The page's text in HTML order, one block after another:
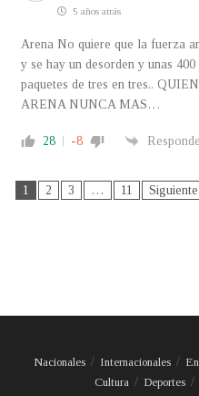
5 años atrás
Arena No quiere que la fuerza
y se hay un desorden y unas
paquetes de tres en tres..
ARENA NUNCA MAS…
28 -8
1 2 3 … 11
Nacionales Internacionales
Cultura
Deportes